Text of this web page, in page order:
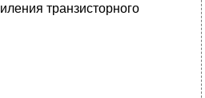
транзисторного